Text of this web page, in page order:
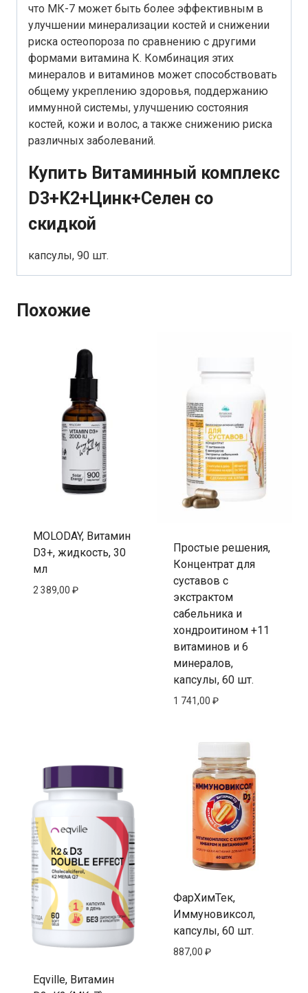
что МК-7 может быть более эффективным в
улучшении минерализации костей и снижении
риска остеопороза по сравнению с другими
формами витамина К. Комбинация этих
минералов и витаминов может способствовать
общему укреплению здоровья, поддержанию
иммунной системы, улучшению состояния
костей, кожи и волос, а также снижению риска
различных заболеваний.
Купить Витаминный комплекс
D3+K2+Цинк+Селен со
скидкой
капсулы, 90 шт.
Похожие
MOLODAY, Витамин
D3+, жидкость, 30
мл
2 389,00 ₽
Простые решения,
Концентрат для
суставов с
экстрактом
сабельника и
хондроитином +11
витаминов и 6
минералов,
капсулы, 60 шт.
1 741,00 ₽
Eqville, Витамин
ФарХимТек,
Иммуновиксол,
капсулы, 60 шт.
887,00 ₽